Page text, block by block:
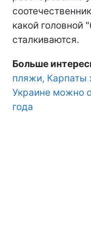
какой головной
сталкиваются.
Больше
пляжи, Карпаты
Украине можно
года